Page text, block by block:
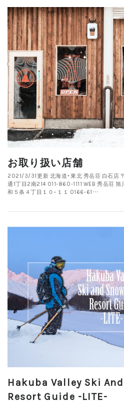
お取り扱い店舗
2021/3/31更新 北海道・東北 秀岳荘 白石
通1丁目2南214 011-860-1111 WEB 秀岳荘
和５条４丁目１０−１１ 0166-61…
Hakuba Valley Ski
Resort Guide -LITE-